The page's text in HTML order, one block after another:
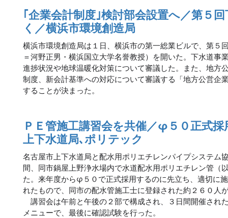
｢企業会計制度｣検討部会設置へ／第５
く／横浜市環境創造局
横浜市環境創造局は１日、横浜市の第一総業ビルで、第５
＝河野正男・横浜国立大学名誉教授）を開いた。下水道事
進捗状況や地球温暖化対策について審議した。また、地方
制度、新会計基準への対応について審議する「地方公営企
することが決まった。
ＰＥ管施工講習会を共催／φ５０正式
上下水道局､ポリテック
名古屋市上下水道局と配水用ポリエチレンパイプシステム
間、同市鍋屋上野浄水場内で水道配水用ポリエチレン管（
た。来年度からφ５０で正式採用するのに先立ち、適切に
れたもので、同市の配水管施工士に登録された約２６０人
講習会は午前と午後の２部で構成され、３日間開催され
メニューで、最後に確認試験を行った。